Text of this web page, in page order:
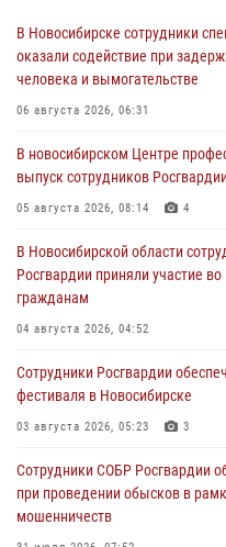
В Новосибирске сотрудники
оказали содействие при
человека и вымогательстве
06 августа 2026, 06:31
В новосибирском Центре
выпуск сотрудников
05 августа 2026, 08:14 4
В Новосибирской области
Росгвардии приняли участие
гражданам
04 августа 2026, 04:52
Сотрудники Росгвардии
фестиваля в Новосибирске
03 августа 2026, 05:23 3
Сотрудники СОБР Росгвардии
при проведении обысков в
мошенничеств